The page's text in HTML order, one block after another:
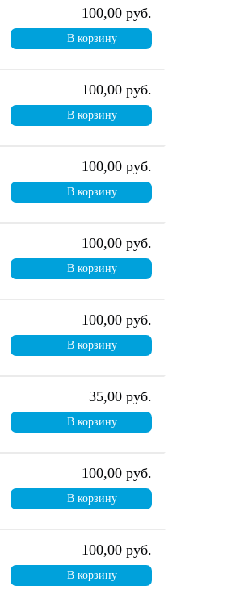
100,00 руб.
В корзину
100,00 руб.
В корзину
100,00 руб.
В корзину
100,00 руб.
В корзину
100,00 руб.
В корзину
35,00 руб.
В корзину
100,00 руб.
В корзину
100,00 руб.
В корзину